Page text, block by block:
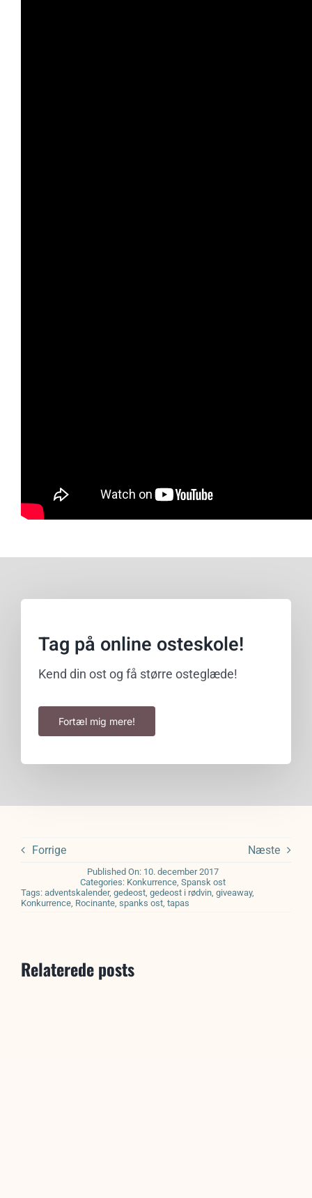
Tag på online osteskole!
Kend din ost og få større osteglæde!
Fortæl mig mere!
Forrige Næste
Published On: 10. december 2017
Categories: Konkurrence, Spansk ost
Tags: adventskalender, gedeost, gedeost i rødvin, giveaway,
Konkurrence, Rocinante, spanks ost, tapas
Relaterede posts